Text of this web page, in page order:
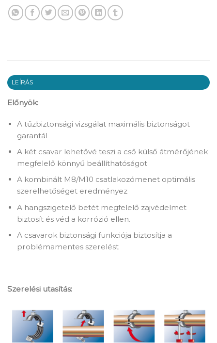
LEÍRÁS
Előnyök:
A tűzbiztonsági vizsgálat maximális biztonságot
garantál
A két csavar lehetővé teszi a cső külső átmérőjének
megfelelő könnyű beállíthatóságot
A kombinált M8/M10 csatlakozómenet optimális
szerelhetőséget eredményez
A hangszigetelő betét megfelelő zajvédelmet
biztosít és véd a korrózió ellen.
A csavarok biztonsági funkciója biztosítja a
problémamentes szerelést
Szerelési utasítás: